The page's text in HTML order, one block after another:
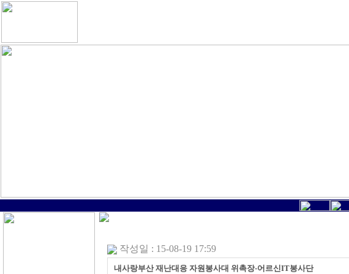
작성일 : 15-08-19 17:59
내사랑부산 재난대응 자원봉사대 위촉장-어르신IT봉사단